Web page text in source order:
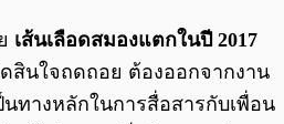
เส้นเลือดสมองแตกในปี 2017
สินใจถดถอย ต้องออกจากงาน
นทางหลักในการสื่อสารกับเพื่อน